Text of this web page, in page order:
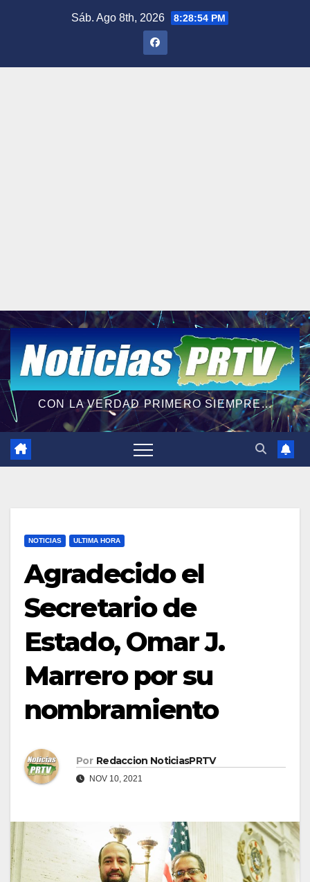
Sáb. Ago 8th, 2026 8:28:55 PM
CON LA VERDAD PRIMERO SIEMPRE...
NOTICIAS ULTIMA HORA
Agradecido el
Secretario de
Estado, Omar J.
Marrero por su
nombramiento
Por Redaccion NoticiasPRTV
NOV 10, 2021